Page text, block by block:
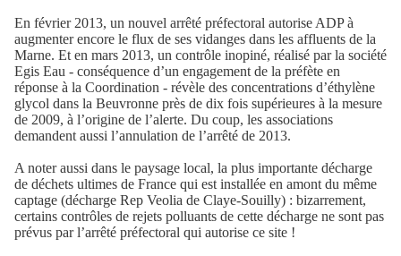
En février 2013, un nouvel arrêté préfectoral autorise ADP à
augmenter encore le flux de ses vidanges dans les affluents de la
Marne. Et en mars 2013, un contrôle inopiné, réalisé par la société
Egis Eau - conséquence d’un engagement de la préfète en
réponse à la Coordination - révèle des concentrations d’éthylène
glycol dans la Beuvronne près de dix fois supérieures à la mesure
de 2009, à l’origine de l’alerte. Du coup, les associations
demandent aussi l’annulation de l’arrêté de 2013.
A noter aussi dans le paysage local, la plus importante décharge
de déchets ultimes de France qui est installée en amont du même
captage (décharge Rep Veolia de Claye-Souilly) : bizarrement,
certains contrôles de rejets polluants de cette décharge ne sont pas
prévus par l’arrêté préfectoral qui autorise ce site !